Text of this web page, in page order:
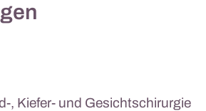
, Kiefer- und Gesichtschirurgie